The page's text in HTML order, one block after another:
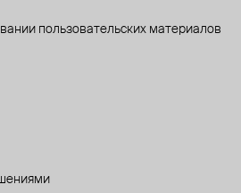
пользовательских материалов